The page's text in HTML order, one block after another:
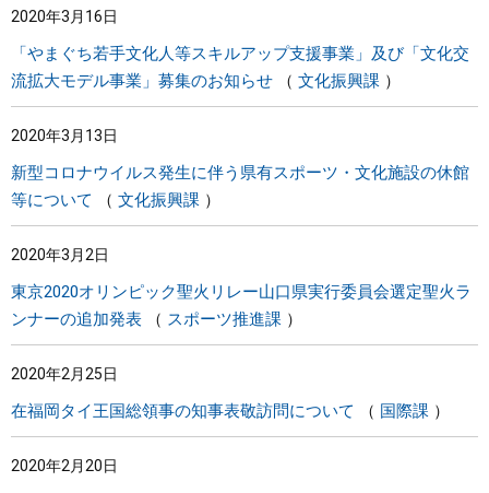
2020年3月16日
「やまぐち若手文化人等スキルアップ支援事業」及び「文化交
流拡大モデル事業」募集のお知らせ
文化振興課
2020年3月13日
新型コロナウイルス発生に伴う県有スポーツ・文化施設の休館
等について
文化振興課
2020年3月2日
東京2020オリンピック聖火リレー山口県実行委員会選定聖火ラ
ンナーの追加発表
スポーツ推進課
2020年2月25日
在福岡タイ王国総領事の知事表敬訪問について 国際課
2020年2月20日